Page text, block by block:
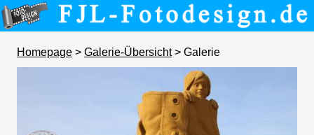
Homepage > Galerie-Übersicht> Galerie